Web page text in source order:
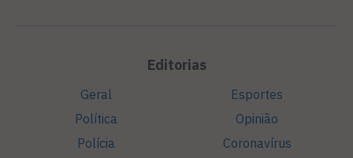
Editorias
Geral
Política
Polícia
Esportes
Opinião
Coronavírus